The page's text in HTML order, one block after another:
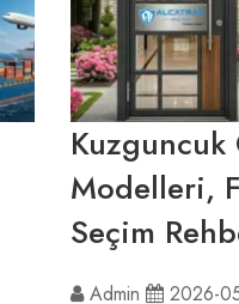
Kuzguncuk
Modelleri,
Seçim
Admin 2026-